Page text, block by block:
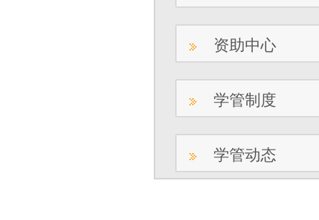
资助中心
学管制度
学管动态